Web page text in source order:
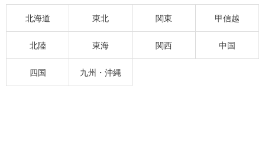
北海道 東北 関東 甲信越
北陸 東海 関西 中国
四国 九州・沖縄